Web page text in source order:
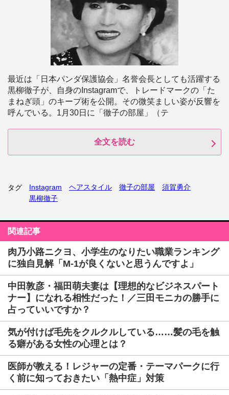
最近は「日本パンダ保護協会」名誉会長としても活躍する
黒柳徹子が、自身のInstagramで、トレードマークの「た
まねぎ頭」のキープ術を公開。その微笑ましい姿が反響を
呼んでいる。1月30日に「徹子の部屋」（テ
全文を読む
タグ Instagram ヘアスタイル 徹子の部屋
須賀勇介
黒柳徹子
関連記事
肉乃小路ニクヨ、小学生のなりたい職業ランキング
に独自見解「M-1が良くないと思うんですよ」
中田敦彦・福田萌夫妻は【理想的なビジネスパート
ナー】になれる相性だった！／三田モニカの勝手に
占っていいですか？
気が付けば毛先をクルクルしている……髪の毛を触
る癖がある女性の心理とは？
医師が教える！レジャーの定番・テーマパークに行
く前に知っておきたい「熱中症」対策